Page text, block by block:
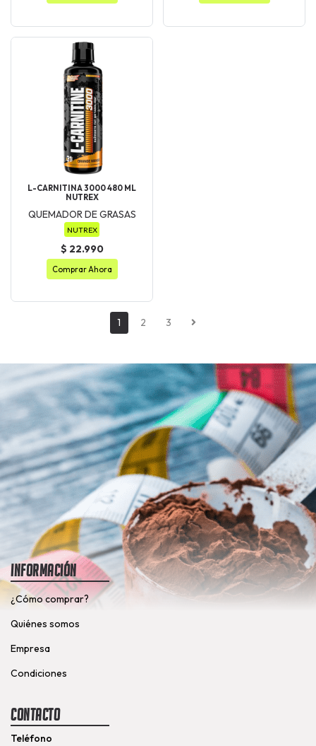
L-CARNITINA 3000 480 ML
NUTREX
QUEMADOR DE GRASAS
NUTREX
$ 22.990
Comprar Ahora
1 2 3
Información
¿Cómo comprar?
Quiénes somos
Empresa
Condiciones
Contacto
Teléfono